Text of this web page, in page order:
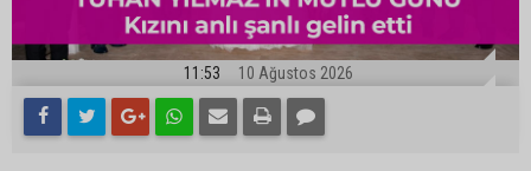
11:53 10 Ağustos 2026